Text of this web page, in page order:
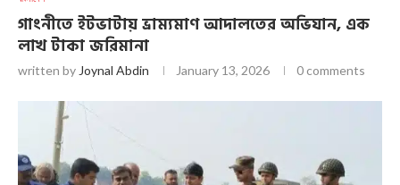
গাংনীতে ইটভাটায় ভ্রাম্যমাণ আদালতের অভিযান, এক
লাখ টাকা জরিমানা
written by Joynal Abdin January 13, 2026 0 comments